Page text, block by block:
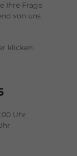
Ihre Frage
von uns
klicken:
Uhr